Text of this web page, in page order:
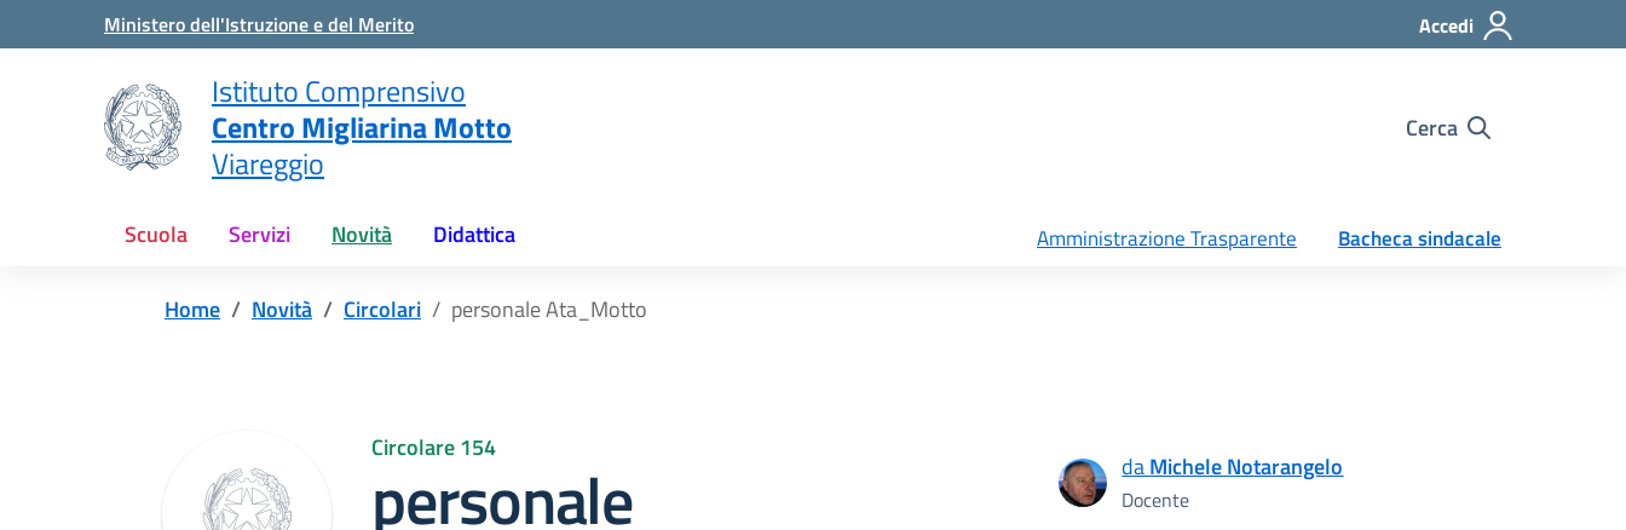
Vai ai contenuti
Vai al menu di navigazione
Ministero dell'Istruzione e del Merito Accedi
Istituto Comprensivo
Centro Migliarina Motto
Viareggio
Cerca
Scuola Servizi Novità Didattica Amministrazione Trasparente Bacheca sindacale
Home Novità Circolari personale Ata_Motto
Circolare 154
personale daMichele Notarangelo
Docente